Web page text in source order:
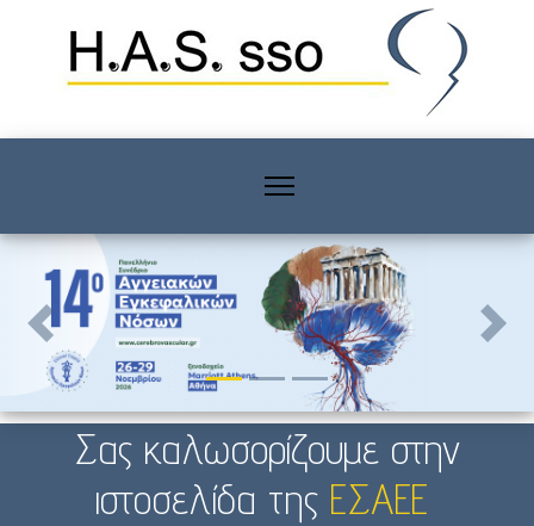
Previous Next
Σας καλωσορίζουμε στην
ιστοσελίδα της ΕΣΑΕΕ